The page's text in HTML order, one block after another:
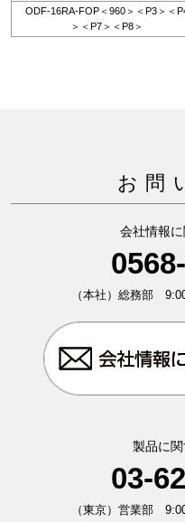
ODF-16RA-FOP＜960＞＜P3＞＜
＞＜P7＞＜P8＞
お問
会社情報
（本社）総務部
製品に
03-
（東京）営業部